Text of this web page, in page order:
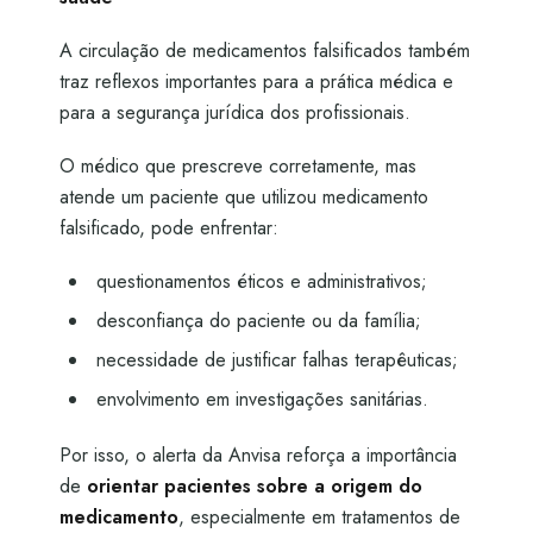
A circulação de medicamentos falsificados também
traz reflexos importantes para a prática médica e
para a segurança jurídica dos profissionais.
O médico que prescreve corretamente, mas
atende um paciente que utilizou medicamento
falsificado, pode enfrentar:
questionamentos éticos e administrativos;
desconfiança do paciente ou da família;
necessidade de justificar falhas terapêuticas;
envolvimento em investigações sanitárias.
Por isso, o alerta da Anvisa reforça a importância
de orientar pacientes sobre a origem do
medicamento, especialmente em tratamentos de